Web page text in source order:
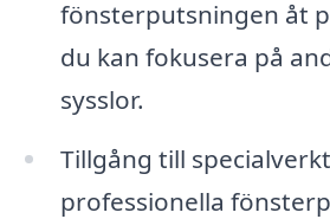
fönsterputsningen åt
du kan fokusera på
sysslor.
Tillgång till
professionella